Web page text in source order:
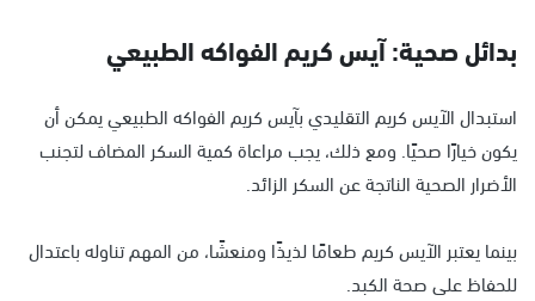
بدائل صحية: آيس كريم الفواكه الطبيعي
استبدال الآيس كريم التقليدي بآيس كريم الفواكه الطبيعي يمكن أن
يكون خيارًا صحيًا. ومع ذلك، يجب مراعاة كمية السكر المضاف لتجنب
الأضرار الصحية الناتجة عن السكر الزائد.
بينما يعتبر الآيس كريم طعامًا لذيذًا ومنعشًا، من المهم تناوله باعتدال
للحفاظ على صحة الكبد.